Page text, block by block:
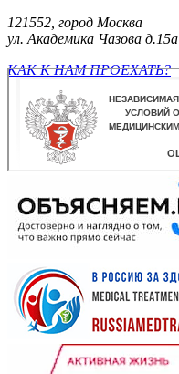
121552, город Москва
ул. Академика Чазова д.15а
КАК К НАМ ПРОЕХАТЬ?